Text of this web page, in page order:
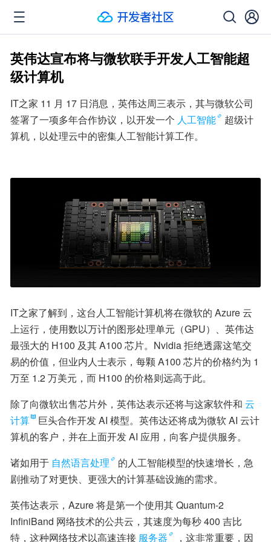
英伟达宣布将与微软联手开发人工智能超
级计算机
IT之家 11 月 17 日消息，英伟达周三表示，其与微软公司
签署了一项多年合作协议，以开发一个 人工智能
超级计
算机，以处理云中的密集人工智能计算工作。
IT之家了解到，这台人工智能计算机将在微软的 Azure 云
上运行，使用数以万计的图形处理单元（GPU）、英伟达
最强大的 H100 及其 A100 芯片。Nvidia 拒绝透露这笔交
易的价值，但业内人士表示，每颗 A100 芯片的价格约为 1
万至 1.2 万美元，而 H100 的价格则远高于此。
除了向微软出售芯片外，英伟达表示还将与这家软件和 云
计算
巨头合作开发 AI 模型。英伟达还将成为微软 AI 云计
算机的客户，并在上面开发 AI 应用，向客户提供服务。
诸如用于 自然语言处理
的人工智能模型的快速增长，急
剧推动了对更快、更强大的计算基础设施的需求。
英伟达表示，Azure 将是第一个使用其 Quantum-2
InfiniBand 网络技术的公共云，其速度为每秒 400 吉比
特，这种网络技术以高速连接 服务器 ，这非常重要，因